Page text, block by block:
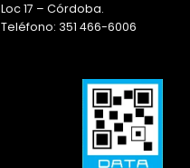
Loc 17 – Córdoba.
Teléfono: 351 466-6006